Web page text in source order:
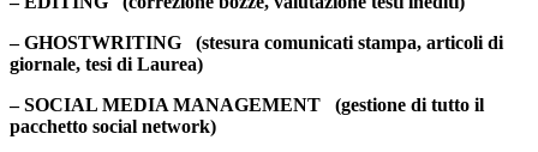
– GHOSTWRITING (stesura comunicati stampa, articoli di
giornale, tesi di Laurea)
– SOCIAL MEDIA MANAGEMENT (gestione di tutto il
pacchetto social network)